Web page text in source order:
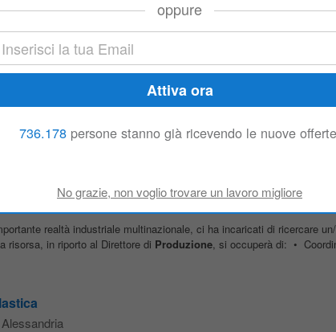
in riporto al Direttore di Produzione
industria operante nella
della gomma plastica,
CherascoSi offre:Contratto a tempo determinato con finalità di
Piedmont, Italy
realtà industriale multinazionale, ci ha incaricati di ricercare
risorsa, in riporto al Direttore di Produzione, si occuperà di: •
oppure
736.178persone stanno già ricevendo le nuove